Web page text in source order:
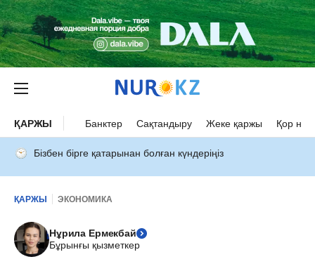
ҚАРЖЫ Банктер Сақтандыру Жеке қаржы Қор
Бізбен бірге қатарынан болған күндеріңіз
ҚАРЖЫ ЭКОНОМИКА
Нұрила Ермекбай
Бұрынғы қызметкер